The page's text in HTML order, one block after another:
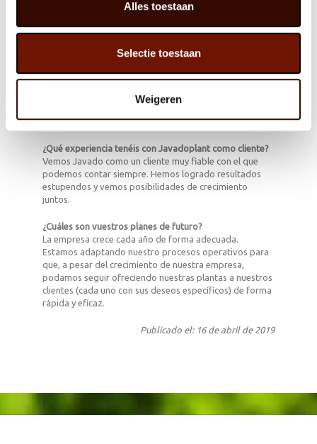
Alles toestaan
Selectie toestaan
Weigeren
sociales y programas de televisión.
¿Qué significan para vosotros el clima y la
Son temas muy importantes para nuestra empresa y
clientes lo exigen, sino porque en primer lugar
entendemos nosotros como personas y como empresa
que debemos cuidar los recursos del planeta en el que
todos convivimos.
¿Qué experiencia tenéis con Javadoplant como cliente?
Vemos Javado como un cliente muy fiable con el que
podemos contar siempre. Hemos logrado resultados
estupendos y vemos posibilidades de crecimiento
juntos.
¿Cuáles son vuestros planes de futuro?
La empresa crece cada año de forma adecuada.
Estamos adaptando nuestro procesos operativos para
que, a pesar del crecimiento de nuestra empresa,
podamos seguir ofreciendo nuestras plantas a nuestros
clientes (cada uno con sus deseos específicos) de forma
rápida y eficaz.
Publicado el: 16 de abril de 2019